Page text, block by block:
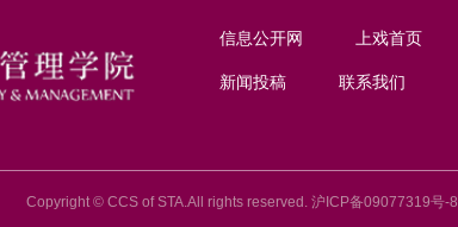
信息公开网 上戏首页
新闻投稿 联系我们
Copyright © CCS of STA.All rights reserved. 沪ICP备09077319号-8